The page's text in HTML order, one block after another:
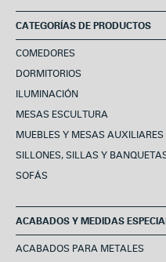
CATEGORÍAS DE PRODUCTOS
COMEDORES
DORMITORIOS
ILUMINACIÓN
MESAS ESCULTURA
MUEBLES Y MESAS AUXILIARES
SILLONES, SILLAS Y
SOFÁS
ACABADOS Y MEDIDAS
ACABADOS PARA METALES